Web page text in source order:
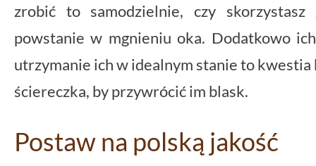
zrobić to samodzielnie, czy skorzystasz
powstanie w mgnieniu oka. Dodatkowo
utrzymanie ich w idealnym stanie to
ściereczka, by przywrócić im blask.
Postaw na polską jakość